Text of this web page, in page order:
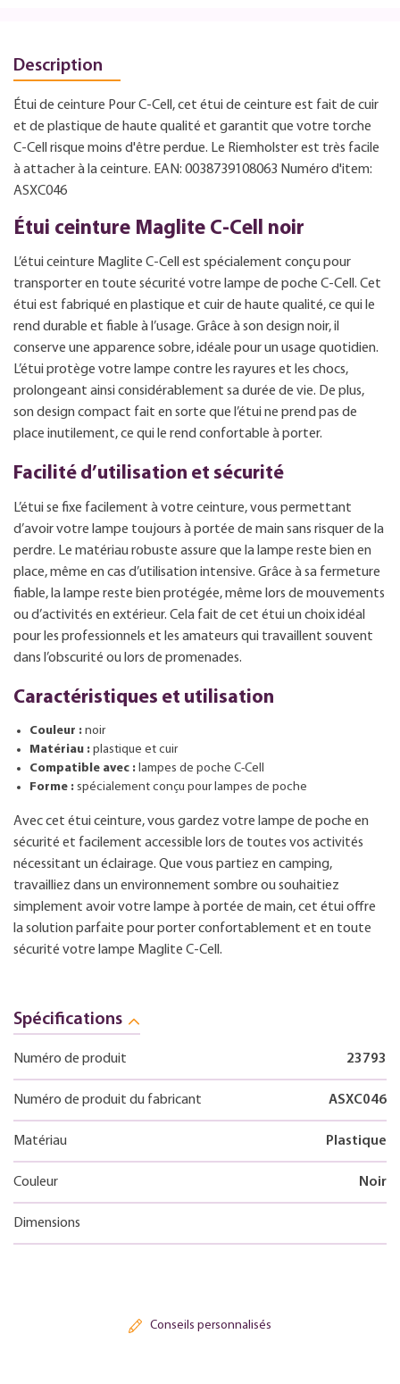
Description
Étui de ceinture Pour C-Cell, cet étui de ceinture est fait de cuir
et de plastique de haute qualité et garantit que votre torche
C-Cell risque moins d'être perdue. Le Riemholster est très facile
à attacher à la ceinture. EAN: 0038739108063 Numéro d'item:
ASXC046
Étui ceinture Maglite C-Cell noir
L’étui ceinture Maglite C-Cell est spécialement conçu pour
transporter en toute sécurité votre lampe de poche C-Cell. Cet
étui est fabriqué en plastique et cuir de haute qualité, ce qui le
rend durable et fiable à l’usage. Grâce à son design noir, il
conserve une apparence sobre, idéale pour un usage quotidien.
L’étui protège votre lampe contre les rayures et les chocs,
prolongeant ainsi considérablement sa durée de vie. De plus,
son design compact fait en sorte que l’étui ne prend pas de
place inutilement, ce qui le rend confortable à porter.
Facilité d’utilisation et sécurité
L’étui se fixe facilement à votre ceinture, vous permettant
d’avoir votre lampe toujours à portée de main sans risquer de la
perdre. Le matériau robuste assure que la lampe reste bien en
place, même en cas d’utilisation intensive. Grâce à sa fermeture
fiable, la lampe reste bien protégée, même lors de mouvements
ou d’activités en extérieur. Cela fait de cet étui un choix idéal
pour les professionnels et les amateurs qui travaillent souvent
dans l’obscurité ou lors de promenades.
Caractéristiques et utilisation
Couleur : noir
Matériau : plastique et cuir
Compatible avec : lampes de poche C-Cell
Forme : spécialement conçu pour lampes de poche
Avec cet étui ceinture, vous gardez votre lampe de poche en
sécurité et facilement accessible lors de toutes vos activités
nécessitant un éclairage. Que vous partiez en camping,
travailliez dans un environnement sombre ou souhaitiez
simplement avoir votre lampe à portée de main, cet étui offre
la solution parfaite pour porter confortablement et en toute
sécurité votre lampe Maglite C-Cell.
Spécifications
Numéro de produit 23793
Numéro de produit du fabricant ASXC046
Matériau Plastique
Couleur Noir
Dimensions
Conseils personnalisés